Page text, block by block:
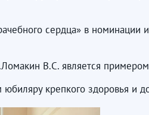
сердца» в номинации
Ломакин В.С. является
крепкого здоровья и